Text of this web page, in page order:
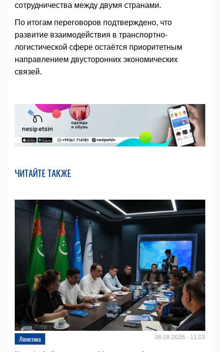
сотрудничества между двумя странами.
По итогам переговоров подтверждено, что
развитие взаимодействия в транспортно-
логистической сфере остаётся приоритетным
направлением двусторонних экономических
связей.
ЧИТАЙТЕ ТАКЖЕ
Логистика 06.08.2026 - 11:03